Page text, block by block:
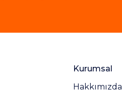
Kurumsal
Hakkımızda